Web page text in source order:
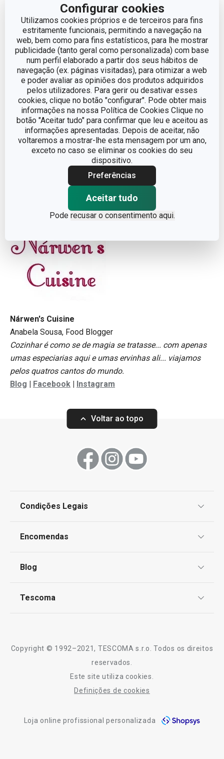
Configurar cookies
Utilizamos cookies próprios e de terceiros para fins
estritamente funcionais, permitindo a navegação na
web, bem como para fins estatísticos, para lhe mostrar
publicidade (tanto geral como personalizada) com base
num perfil elaborado a partir dos seus hábitos de
navegação (ex. páginas visitadas), para otimizar a web
e poder avaliar as opiniões dos produtos adquiridos
pelos utilizadores. Para gerir ou desativar esses
cookies, clique no botão "configurar". Pode obter mais
informações na nossa Política de Cookies Clique no
botão "Aceitar tudo" para confirmar que leu e aceitou as
informações apresentadas. Depois de aceitar, não
voltaremos a mostrar-lhe esta mensagem por um ano,
exceto no caso se eliminar os cookies do seu
dispositivo.
Preferências
Aceitar tudo
Pode recusar o consentimento aqui.
em pó e a aveia, misture bem e adicione as nozes
picadas grosseiramente, as sementes de girassol e 2/3
das sementes de abóbora e bagas goji. Misture tudo
muito bem.
Distribua as restantes sementes de abóbora e as bagas
goji pelas formas de barritas e cubra-as com o preparado
de sementes e banana. Coloque a prensa sobre as barras
e reserve por 5 minutos.
Retire a prensa e leve ao forno somente as formas de
silicone a 150ºC. Deixe cozinhar por 15 minutos e
Deixe arrefecer completamente e guarde em frascos
hermeticamente fechados.
Nárwen's Cuisine
Anabela Sousa, Food Blogger
Cozinhar é como se de magia se tratasse... com apenas
umas especiarias aqui e umas ervinhas ali... viajamos
pelos quatros cantos do mundo.
Blog | Facebook | Instagram
Voltar ao topo
Condições Legais
Livro de Reclamações
Encomendas
Perguntas Frequentes
Blog
Tescoma
Copyright © 1992–2021, TESCOMA s.r.o. Todos os direitos
reservados.
Este site utiliza cookies.
Definições de cookies
Loja online profissional personalizada